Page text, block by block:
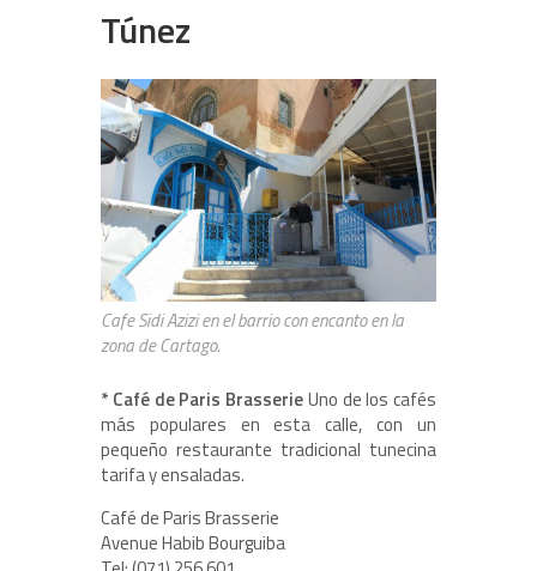
Túnez
Cafe Sidi Azizi en el barrio con encanto en la
zona de Cartago.
* Café de Paris BrasserieUno de los cafés
más populares en esta calle, con un
pequeño restaurante tradicional tunecina
tarifa y ensaladas.
Café de Paris Brasserie
Avenue Habib Bourguiba